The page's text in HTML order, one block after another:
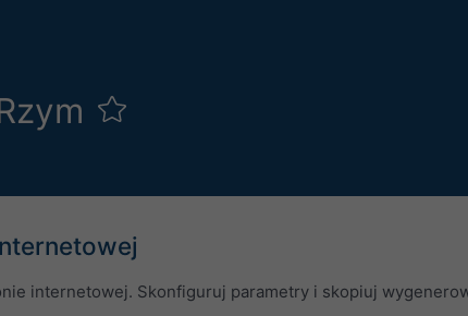
internetowej. Skonfiguruj parametry i skopiuj